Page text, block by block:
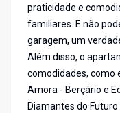
praticidade e
familiares. E não
garagem, um
Além disso, o
comodidades, como
Amora - Berçário e
Diamantes do Futuro